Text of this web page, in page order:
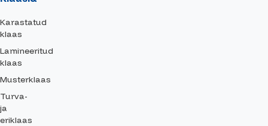
Karastatud
klaas
Lamineeritud
klaas
Musterklaas
Turva-
ja
eriklaas